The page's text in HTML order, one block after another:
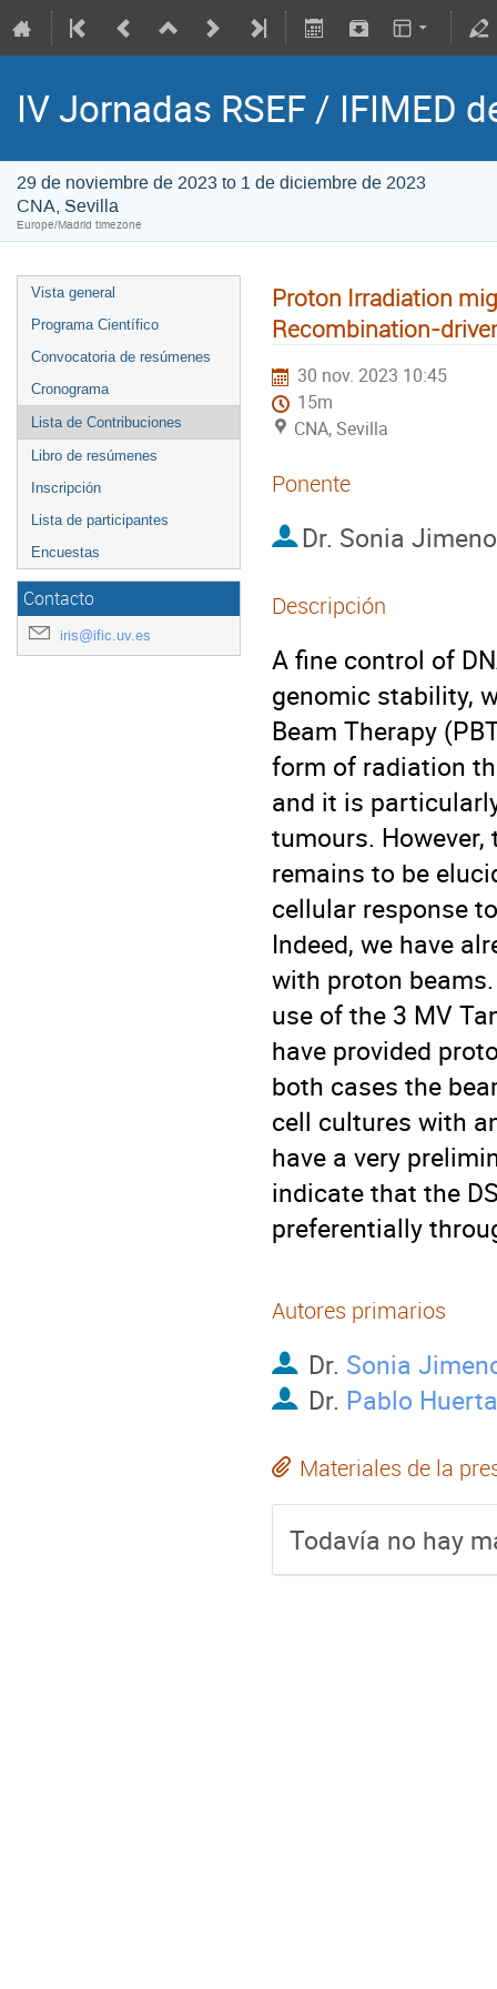
IV Jornadas RSEF / IFIMED
29 de noviembre de 2023 to 1 de diciembre de 2023
CNA, Sevilla
Europe/Madrid timezone
Vista general
Programa Científico
Convocatoria de resúmenes
Cronograma
Lista de Contribuciones
Libro de resúmenes
Inscripción
Lista de participantes
Encuestas
Contacto
iris@ific.uv.es
Proton Irradiation
Recombination-
30 nov. 2023 10:45
15m
CNA, Sevilla
Ponente
Dr. Sonia
Descripción
A fine control of
genomic stability,
Beam Therapy
form of radiation
and it is
tumours.
remains to be
cellular response
Indeed, we have
with proton
use of the 3 MV
have provided
both cases the
cell cultures with
have a very
indicate that the
preferentially
Autores primarios
Dr. Sonia
Dr. Pablo
Materiales de la
Todavía no hay